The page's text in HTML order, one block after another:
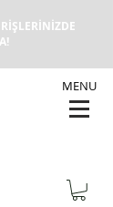
MENU